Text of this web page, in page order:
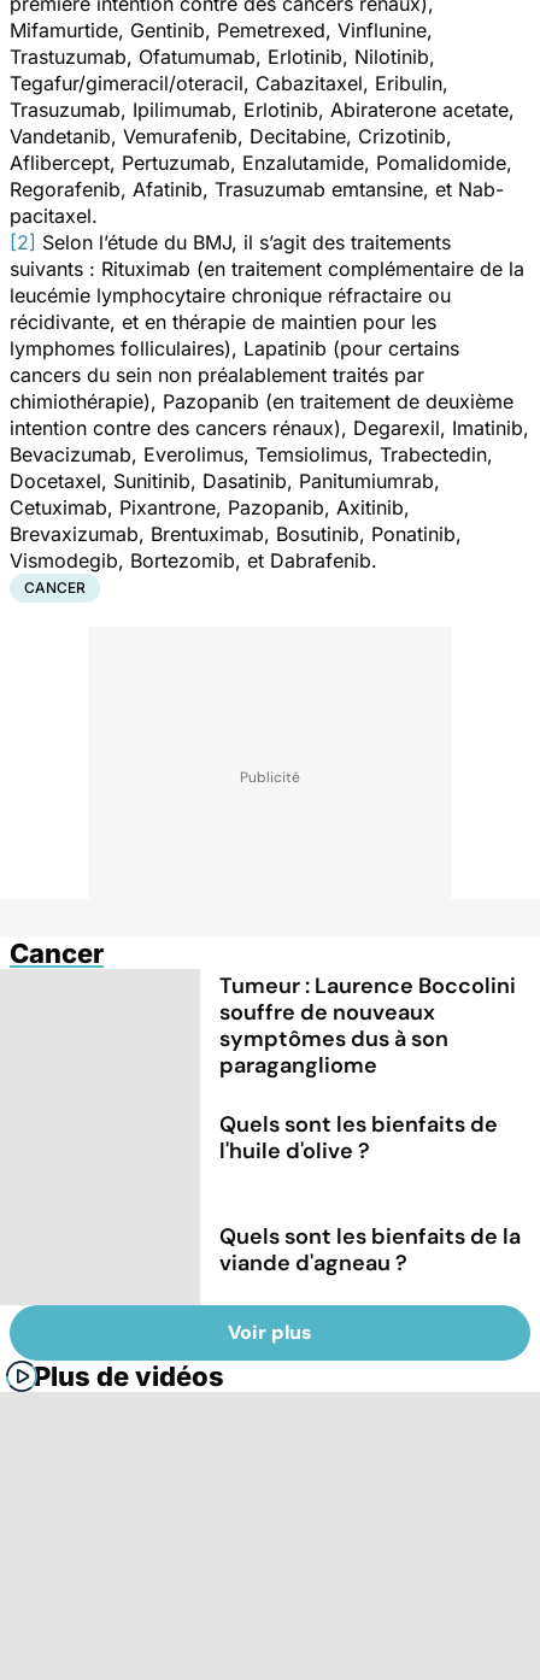
Mifamurtide, Gentinib, Pemetrexed, Vinflunine,
Trastuzumab, Ofatumumab, Erlotinib, Nilotinib,
Tegafur/gimeracil/oteracil, Cabazitaxel, Eribulin,
Trasuzumab, Ipilimumab, Erlotinib, Abiraterone acetate,
Vandetanib, Vemurafenib, Decitabine, Crizotinib,
Aflibercept, Pertuzumab, Enzalutamide, Pomalidomide,
Regorafenib, Afatinib, Trasuzumab emtansine, et Nab-
pacitaxel.
[2] Selon l’étude du BMJ, il s’agit des traitements
suivants : Rituximab (en traitement complémentaire de la
leucémie lymphocytaire chronique réfractaire ou
récidivante, et en thérapie de maintien pour les
lymphomes folliculaires), Lapatinib (pour certains
cancers du sein non préalablement traités par
chimiothérapie), Pazopanib (en traitement de deuxième
intention contre des cancers rénaux), Degarexil, Imatinib,
Bevacizumab, Everolimus, Temsiolimus, Trabectedin,
Docetaxel, Sunitinib, Dasatinib, Panitumiumrab,
Cetuximab, Pixantrone, Pazopanib, Axitinib,
Brevaxizumab, Brentuximab, Bosutinib, Ponatinib,
Vismodegib, Bortezomib, et Dabrafenib.
CANCER
Cancer
Tumeur : Laurence Boccolini
souffre de nouveaux
symptômes dus à son
paragangliome
Quels sont les bienfaits de
l'huile d'olive ?
Quels sont les bienfaits de la
viande d'agneau ?
Voir plus
Plus de vidéos